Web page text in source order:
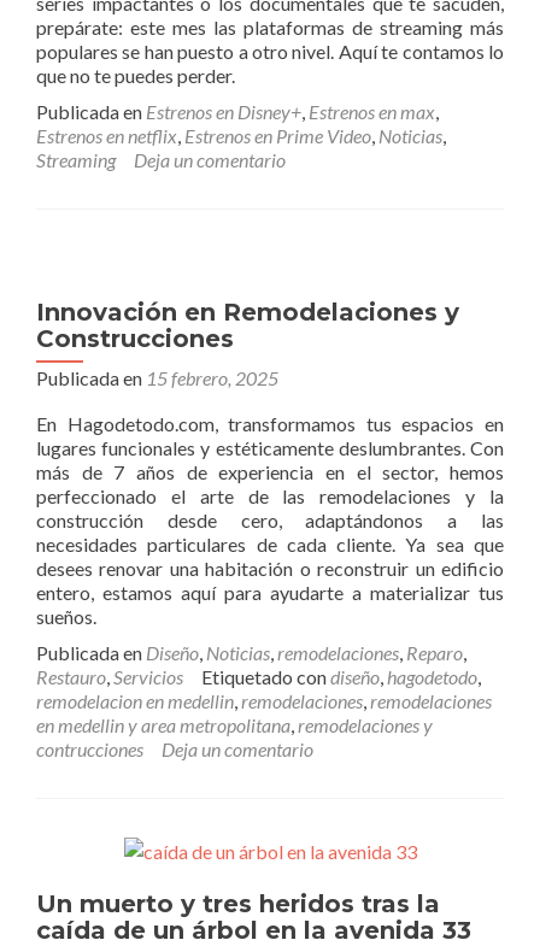
prepárate: este mes las plataformas de streaming más
populares se han puesto a otro nivel. Aquí te contamos lo
que no te puedes perder.
Publicada en Estrenos en Disney+, Estrenos en max,
Estrenos en netflix, Estrenos en Prime Video, Noticias,
Streaming
Deja un comentario
Innovación en Remodelaciones y
Construcciones
Publicada en 15 febrero, 2025
En Hagodetodo.com, transformamos tus espacios en
lugares funcionales y estéticamente deslumbrantes. Con
más de 7 años de experiencia en el sector, hemos
perfeccionado el arte de las remodelaciones y la
construcción desde cero, adaptándonos a las
necesidades particulares de cada cliente. Ya sea que
desees renovar una habitación o reconstruir un edificio
entero, estamos aquí para ayudarte a materializar tus
sueños.
Publicada en Diseño, Noticias,remodelaciones, Reparo,
Restauro,Servicios Etiquetado condiseño, hagodetodo,
remodelacion en medellin,remodelaciones,remodelaciones
en medellin y area metropolitana,remodelaciones y
contrucciones
Deja un comentario
Un muerto y tres heridos tras la
caída de un árbol en la avenida 33